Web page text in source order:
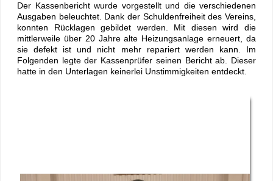
Der Kassenbericht wurde vorgestellt und die verschiedenen
Ausgaben beleuchtet. Dank der Schuldenfreiheit des Vereins,
konnten Rücklagen gebildet werden. Mit diesen wird die
mittlerweile über 20 Jahre alte Heizungsanlage erneuert, da
sie defekt ist und nicht mehr repariert werden kann. Im
Folgenden legte der Kassenprüfer seinen Bericht ab. Dieser
hatte in den Unterlagen keinerlei Unstimmigkeiten entdeckt.